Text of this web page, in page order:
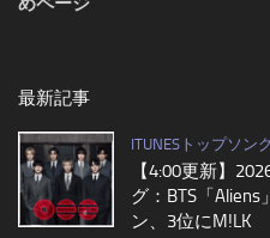
最新記事
ITUNESトップソン
【4:00更新】
グ：BTS「
ン、3位にM!LK